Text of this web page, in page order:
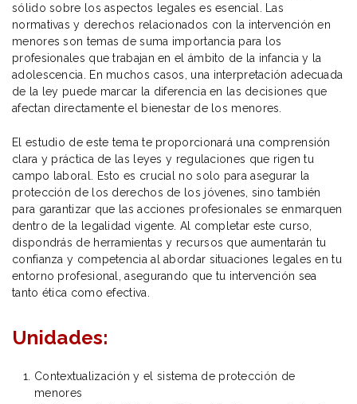
sólido sobre los aspectos legales es esencial. Las
normativas y derechos relacionados con la intervención en
menores son temas de suma importancia para los
profesionales que trabajan en el ámbito de la infancia y la
adolescencia. En muchos casos, una interpretación adecuada
de la ley puede marcar la diferencia en las decisiones que
afectan directamente el bienestar de los menores.
El estudio de este tema te proporcionará una comprensión
clara y práctica de las leyes y regulaciones que rigen tu
campo laboral. Esto es crucial no solo para asegurar la
protección de los derechos de los jóvenes, sino también
para garantizar que las acciones profesionales se enmarquen
dentro de la legalidad vigente. Al completar este curso,
dispondrás de herramientas y recursos que aumentarán tu
confianza y competencia al abordar situaciones legales en tu
entorno profesional, asegurando que tu intervención sea
tanto ética como efectiva.
Unidades:
Contextualización y el sistema de protección de
menores